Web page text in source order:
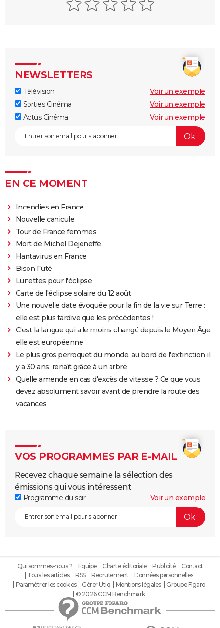
NEWSLETTERS
Télévision
Voir un exemple
Sorties Cinéma
Voir un exemple
Actus Cinéma
Voir un exemple
EN CE MOMENT
Incendies en France
Nouvelle canicule
Tour de France femmes
Mort de Michel Dejeneffe
Hantavirus en France
Bison Futé
Lunettes pour l'éclipse
Carte de l'éclipse solaire du 12 août
Une nouvelle date évoquée pour la fin de la vie sur Terre :
elle est plus tardive que les précédentes !
C'est la langue qui a le moins changé depuis le Moyen Âge,
elle est européenne
Le plus gros perroquet du monde, au bord de l'extinction il
y a 30 ans, renaît grâce à un arbre
Quelle amende en cas d'excès de vitesse ? Ce que vous
devez absolument savoir avant de prendre la route des
vacances
VOS PROGRAMMES PAR E-MAIL
Recevez chaque semaine la sélection des
émissions qui vous intéressent
Programme du soir Voir un exemple
Qui sommes-nous ? Equipe Charte éditoriale Publicité
Contact
Tous les articles
RSS Recrutement
Données personnelles
Paramétrer les cookies
Gérer Utiq Mentions légales
Groupe Figaro
© 2026 CCM Benchmark